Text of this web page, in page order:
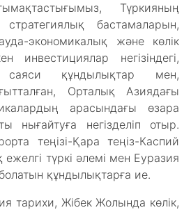
Түркияның
бастамаларын,
экономикалық және көлік
инвестициялар негізіндегі,
құндылықтар мен,
Орталық Азиядағы
арасындағы өзара
нығайтуға негізделіп отыр.
теңізі-Қара теңіз-Каспий
ежелгі түркі әлемі мен Еуразия
құндылықтарға ие.
тарихи, Жібек Жолында көлік,